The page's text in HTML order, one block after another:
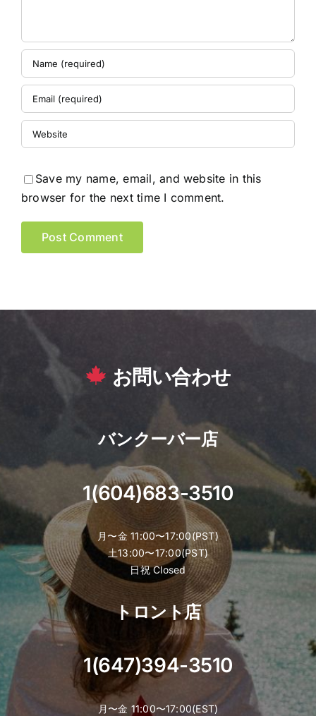
Save my name, email, and website in this
browser for the next time I comment.
お問い合わせ
バンクーバー店
1(604)683-3510
月〜金 11:00〜17:00(PST)
土13:00〜17:00(PST)
日祝 Closed
トロント店
1(647)394-3510
月〜金 11:00〜17:00(EST)